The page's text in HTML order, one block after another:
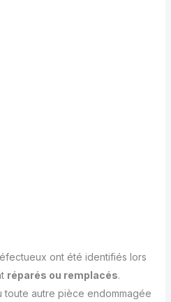
ont été identifiés lors
réparés ou remplacés.
toute autre pièce endommagée